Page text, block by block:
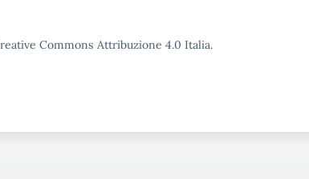
Commons Attribuzione 4.0 Italia.